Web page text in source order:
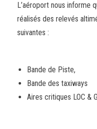
L’aéroport nous informe
réalisés des relevés
suivantes :
Bande de Piste,
Bande des taxiways
Aires critiques LOC &